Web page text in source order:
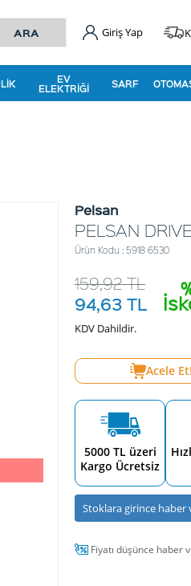
Giriş Yap
EV
ELEKTRIĞI SARF
Pelsan
PELSAN
Ürün Kodu : 5918 6530
159,92TL
94,63 TL
KDV Dahildir.
Acele
5000 TL üzeri
Kargo Ücretsiz
Stoklara girince haber
Fiyatı düşünce haber